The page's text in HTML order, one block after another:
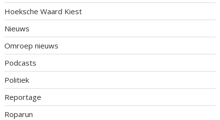
Hoeksche Waard Kiest
Nieuws
Omroep nieuws
Podcasts
Politiek
Reportage
Roparun